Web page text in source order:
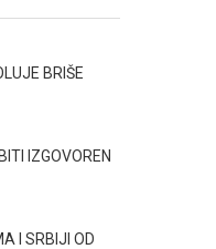
BRIŠE
IZGOVOREN
I SRBIJI OD